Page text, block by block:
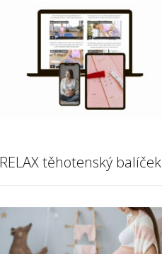
RELAX těhotenský balíček